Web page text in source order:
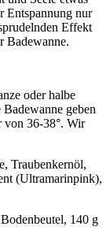
Entspannung nur
Effekt
Badewanne.
oder halbe
geben
von 36-38°. Wir
Traubenkernöl,
(Ultramarinpink),
140 g